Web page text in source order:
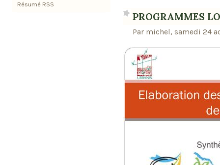
PROGRAMMES
Par michel, samedi 24
Résumé RSS